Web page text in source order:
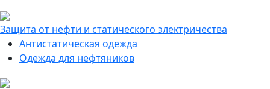
Защита от нефти и статического электричества
Антистатическая одежда
Одежда для нефтяников